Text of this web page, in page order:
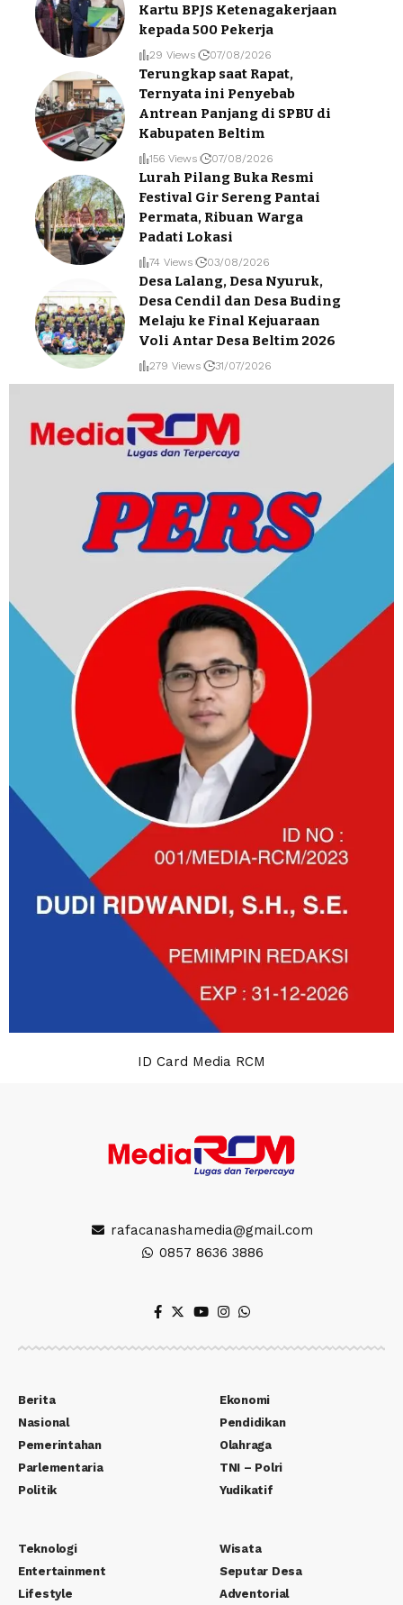
Kartu BPJS Ketenagakerjaan
kepada 500 Pekerja
29 Views 07/08/2026
Terungkap saat Rapat,
Ternyata ini Penyebab
Antrean Panjang di SPBU di
Kabupaten Beltim
156 Views 07/08/2026
Lurah Pilang Buka Resmi
Festival Gir Sereng Pantai
Permata, Ribuan Warga
Padati Lokasi
74 Views 03/08/2026
Desa Lalang, Desa Nyuruk,
Desa Cendil dan Desa Buding
Melaju ke Final Kejuaraan
Voli Antar Desa Beltim 2026
279 Views 31/07/2026
ID Card Media RCM
rafacanashamedia@gmail.com
0857 8636 3886
Berita
Nasional
Pemerintahan
Parlementaria
Politik
Ekonomi
Pendidikan
Olahraga
TNI – Polri
Yudikatif
Teknologi
Entertainment
Lifestyle
Wisata
Seputar Desa
Adventorial